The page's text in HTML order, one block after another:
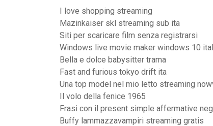
I love shopping streaming
Mazinkaiser skl streaming sub ita
Siti per scaricare film senza registrarsi
Windows live movie maker windows 10
Bella e dolce babysitter trama
Fast and furious tokyo drift ita
Una top model nel mio letto streaming
Il volo della fenice 1965
Frasi con il present simple affermative
Buffy lammazzavampiri streaming gratis